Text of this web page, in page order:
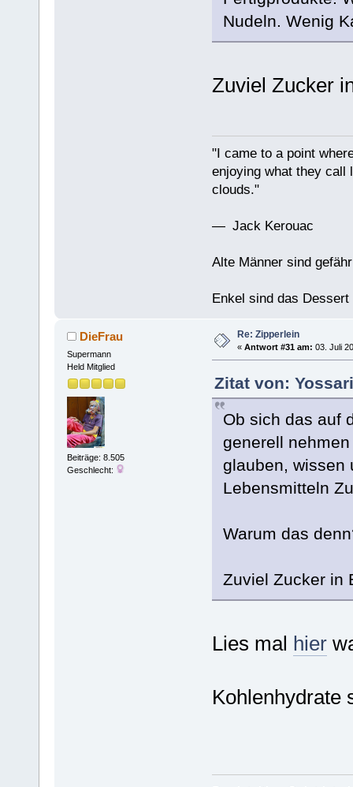
Nudeln. Wenig
Zuviel Zucker
"I came to a point
enjoying what they call
clouds."
— Jack Kerouac
Alte Männer sind
Enkel sind das
DieFrau
Supermann
Held Mitglied
Beiträge: 8.505
Geschlecht:
Re: Zipperlein
« Antwort #31 am: 03. Juli
Zitat von:
Ob sich das auf
generell
glauben, wissen
Lebensmitteln
Warum das
Zuviel Zucker in
Lies mal hier
Kohlenhydrate